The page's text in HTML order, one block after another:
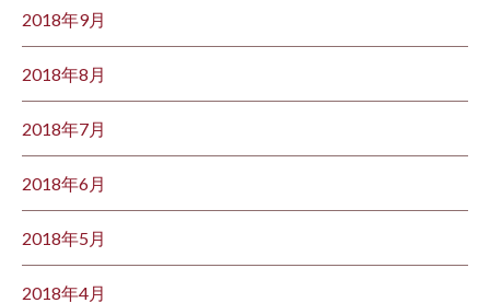
2018年9月
2018年8月
2018年7月
2018年6月
2018年5月
2018年4月